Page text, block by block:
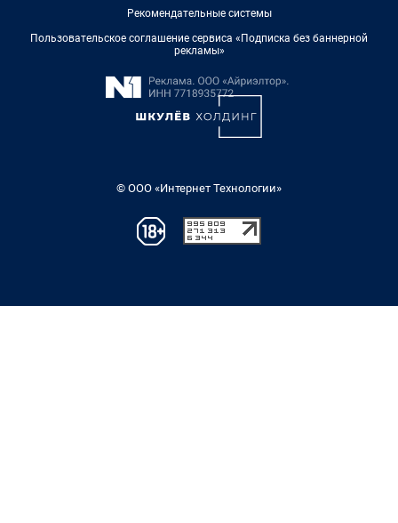
Рекомендательные системы
Пользовательское соглашение сервиса «Подписка без баннерной
рекламы»
© ООО «Интернет Технологии»